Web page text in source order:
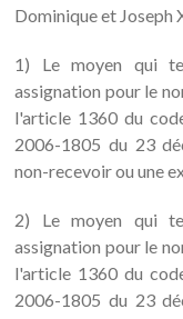
Dominique et Joseph
1) Le moyen qui
assignation pour le
l'article 1360 du
2006-1805 du 23
non-recevoir ou une
2) Le moyen qui
assignation pour le
l'article 1360 du
2006-1805 du 23